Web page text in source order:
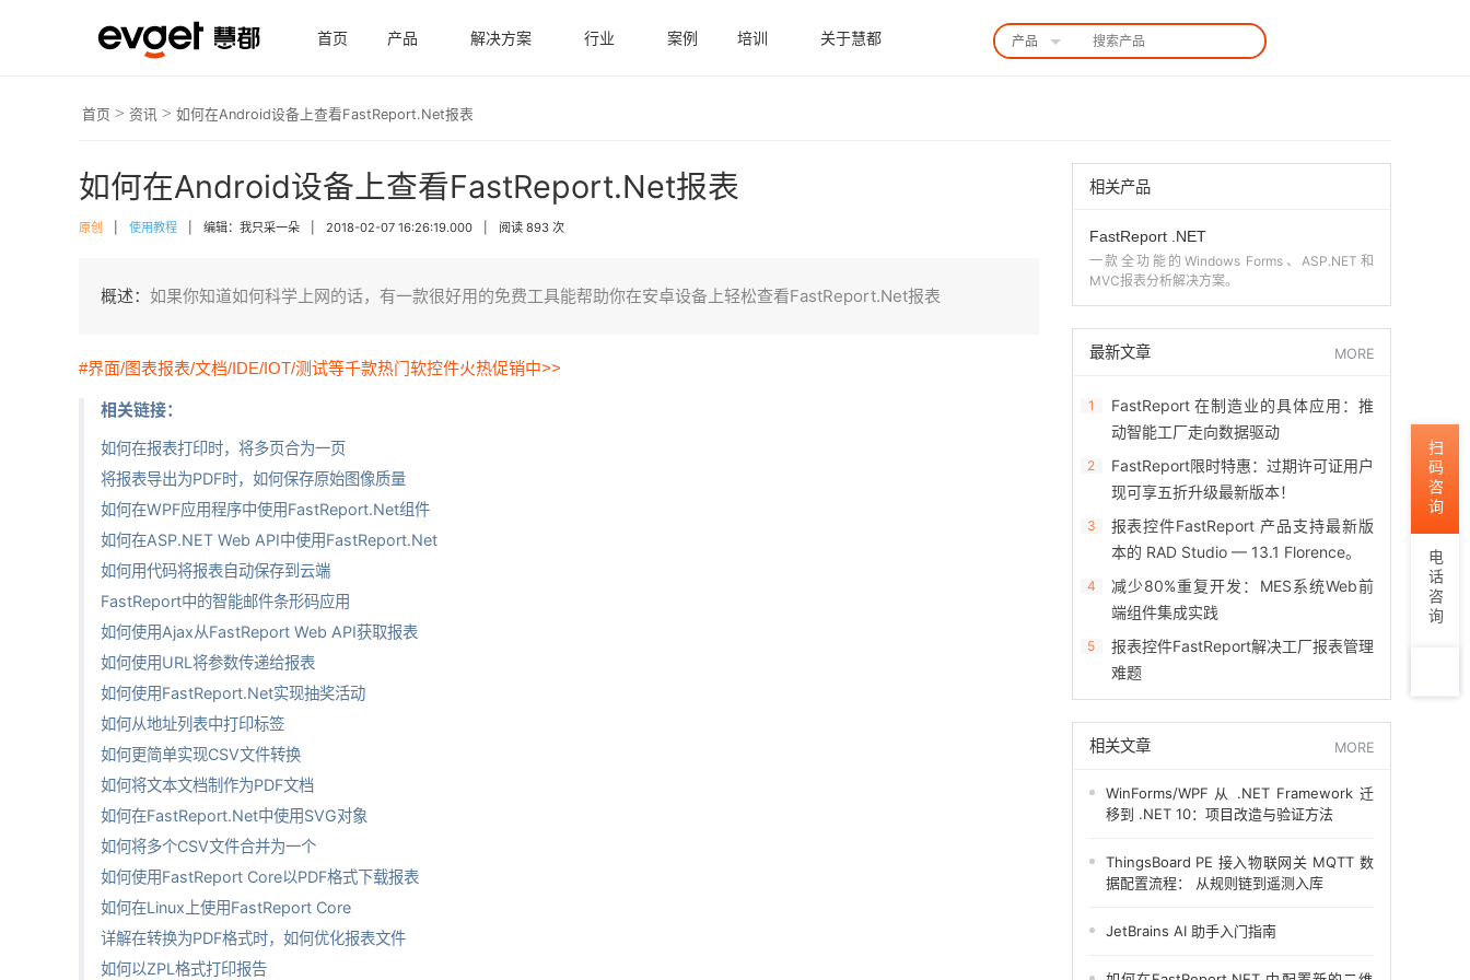
首页 产品 解决方案 行业 案例 培训 关于慧都 产品
首页>资讯 >如何在Android设备上查看FastReport.Net报表
如何在Android设备上查看FastReport.Net报表
原创 使用教程 编辑：我只采一朵 2018-02-07 16:26:19.000 阅读 893 次
概述： 如果你知道如何科学上网的话，有一款很好用的免费工具能帮助你在安卓设备上轻松查看FastReport.Net报表
#界面/图表报表/文档/IDE/IOT/测试等千款热门软控件火热促销中>>
相关链接：
如何在报表打印时，将多页合为一页
将报表导出为PDF时，如何保存原始图像质量
如何在WPF应用程序中使用FastReport.Net组件
如何在ASP.NET Web API中使用FastReport.Net
如何用代码将报表自动保存到云端
FastReport中的智能邮件条形码应用
如何使用Ajax从FastReport Web API获取报表
如何使用URL将参数传递给报表
如何使用FastReport.Net实现抽奖活动
如何从地址列表中打印标签
如何更简单实现CSV文件转换
如何将文本文档制作为PDF文档
如何在FastReport.Net中使用SVG对象
如何将多个CSV文件合并为一个
如何使用FastReport Core以PDF格式下载报表
如何在Linux上使用FastReport Core
详解在转换为PDF格式时，如何优化报表文件
如何以ZPL格式打印报告
相关产品
FastReport .NET
一款全功能的Windows Forms、ASP.NET和
MVC报表分析解决方案。
最新文章 MORE
1
FastReport 在制造业的具体应用：推
动智能工厂走向数据驱动
2
FastReport限时特惠：过期许可证用户
现可享五折升级最新版本！
3
报表控件FastReport 产品支持最新版
本的 RAD Studio — 13.1 Florence。
4
减少80%重复开发：MES系统Web前
端组件集成实践
5
报表控件FastReport解决工厂报表管理
难题
相关文章 MORE
WinForms/WPF 从 .NET Framework 迁
移到 .NET 10：项目改造与验证方法
ThingsBoard PE 接入物联网关 MQTT 数
据配置流程： 从规则链到遥测入库
JetBrains AI 助手入门指南
扫码咨询
电话咨询